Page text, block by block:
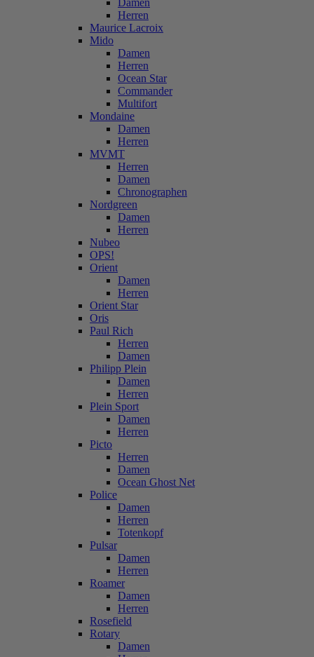
Damen
Herren
Maurice Lacroix
Mido
Damen
Herren
Ocean Star
Commander
Multifort
Mondaine
Damen
Herren
MVMT
Herren
Damen
Chronographen
Nordgreen
Damen
Herren
Nubeo
OPS!
Orient
Damen
Herren
Orient Star
Oris
Paul Rich
Herren
Damen
Philipp Plein
Damen
Herren
Plein Sport
Damen
Herren
Picto
Herren
Damen
Ocean Ghost Net
Police
Damen
Herren
Totenkopf
Pulsar
Damen
Herren
Roamer
Damen
Herren
Rosefield
Rotary
Damen